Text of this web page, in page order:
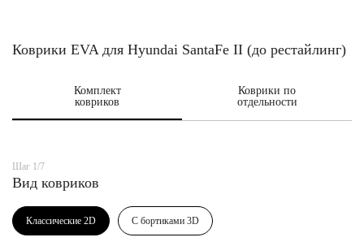
Коврики EVA для Hyundai SantaFe II (до рестайлинг)
Комплект
ковриков
Коврики по
отдельности
Шаг 1/7
Вид ковриков
Классические 2D С бортиками 3D